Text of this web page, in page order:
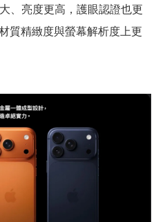
、亮度更高，護眼認證也更
質精緻度與螢幕解析度上更